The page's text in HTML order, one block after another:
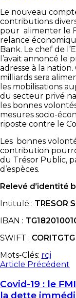
Le nouveau
contributions
pour alimenter le
relance
Bank. Le chef de
l’avait annoncé le
adresse à la
milliards sera
les mobilisations
du secteur privé
les bonnes
mesures socio-
riposte contre le
Les bonnes
contribution
du Trésor Public,
d’espèces.
Relevé d’identité
Intitulé : TRESOR
IBAN :
SWIFT : CORITGTG
Mots-Clés: rcj
Article Précédent
Covid-19 : le
la dette